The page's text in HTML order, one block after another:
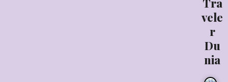
vele
r
Du
nia